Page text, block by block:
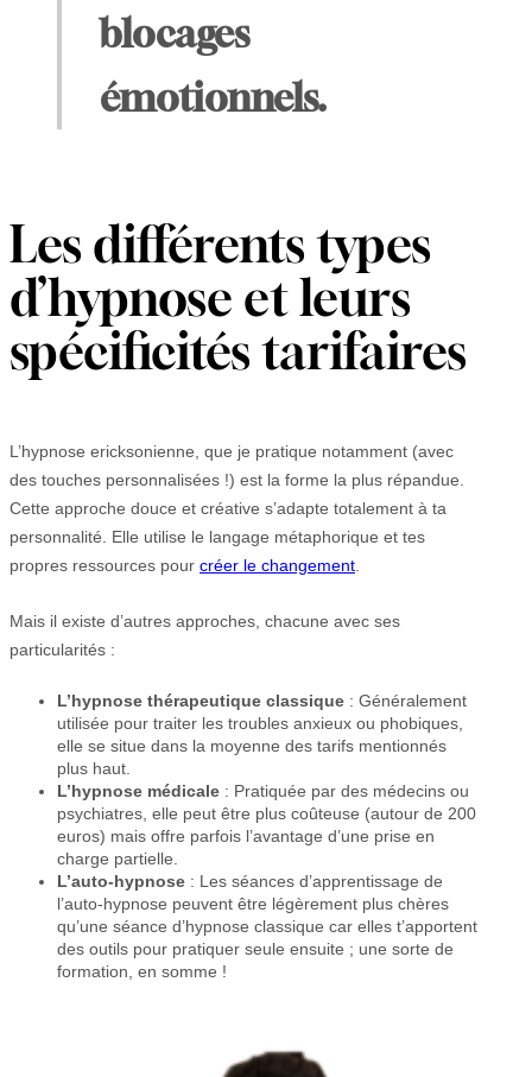
blocages
émotionnels.
Les différents types
d’hypnose et leurs
spécificités tarifaires
L’hypnose ericksonienne, que je pratique notamment (avec
des touches personnalisées !) est la forme la plus répandue.
Cette approche douce et créative s’adapte totalement à ta
personnalité. Elle utilise le langage métaphorique et tes
propres ressources pour créer le changement
Mais il existe d’autres approches, chacune avec ses
particularités :
L’hypnose thérapeutique classique : Généralement
utilisée pour traiter les troubles anxieux ou phobiques,
elle se situe dans la moyenne des tarifs mentionnés
plus haut.
L’hypnose médicale : Pratiquée par des médecins ou
psychiatres, elle peut être plus coûteuse (autour de 200
euros) mais offre parfois l’avantage d’une prise en
charge partielle.
L’auto-hypnose : Les séances d’apprentissage de
l’auto-hypnose peuvent être légèrement plus chères
qu’une séance d’hypnose classique car elles t’apportent
des outils pour pratiquer seule ensuite ; une sorte de
formation, en somme !